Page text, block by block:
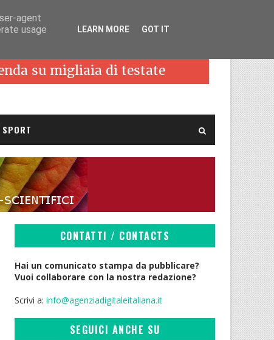
SPORT
CONTATTI / CONTACTS
Hai un comunicato stampa da pubblicare?
Vuoi collaborare con la nostra redazione?
Scrivi a: info@agenziadigitaleitaliana.it
SEGUICI ANCHE SU
agent
usage
LEARN MORE GOT IT